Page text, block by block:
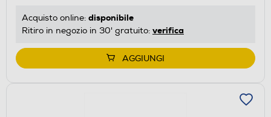
Acquisto online: disponibile
Ritiro in negozio in 30' gratuito: verifica
AGGIUNGI